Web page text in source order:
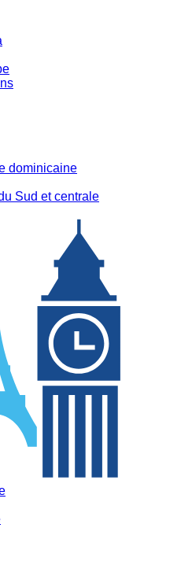
dominicaine
Sud et centrale